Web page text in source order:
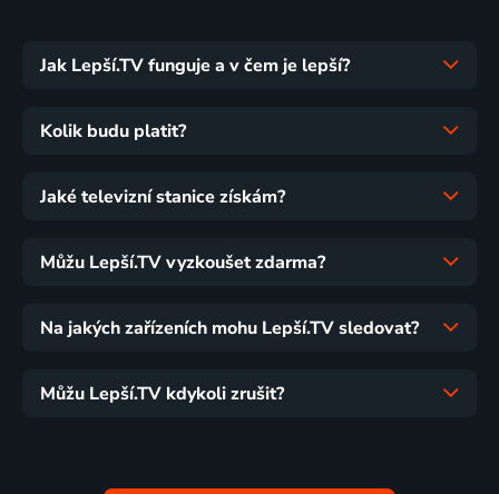
Jak Lepší.TV funguje a v čem je lepší?
Kolik budu platit?
Jaké televizní stanice získám?
Můžu Lepší.TV vyzkoušet zdarma?
Na jakých zařízeních mohu Lepší.TV sledovat?
Můžu Lepší.TV kdykoli zrušit?